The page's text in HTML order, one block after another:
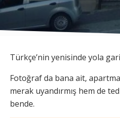
Türkçe’nin yenisinde yola
Fotoğraf da bana ait,
merak uyandırmış hem de
bende.